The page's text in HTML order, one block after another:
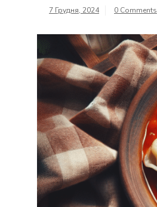
7 Грудня, 2024 0 Comments